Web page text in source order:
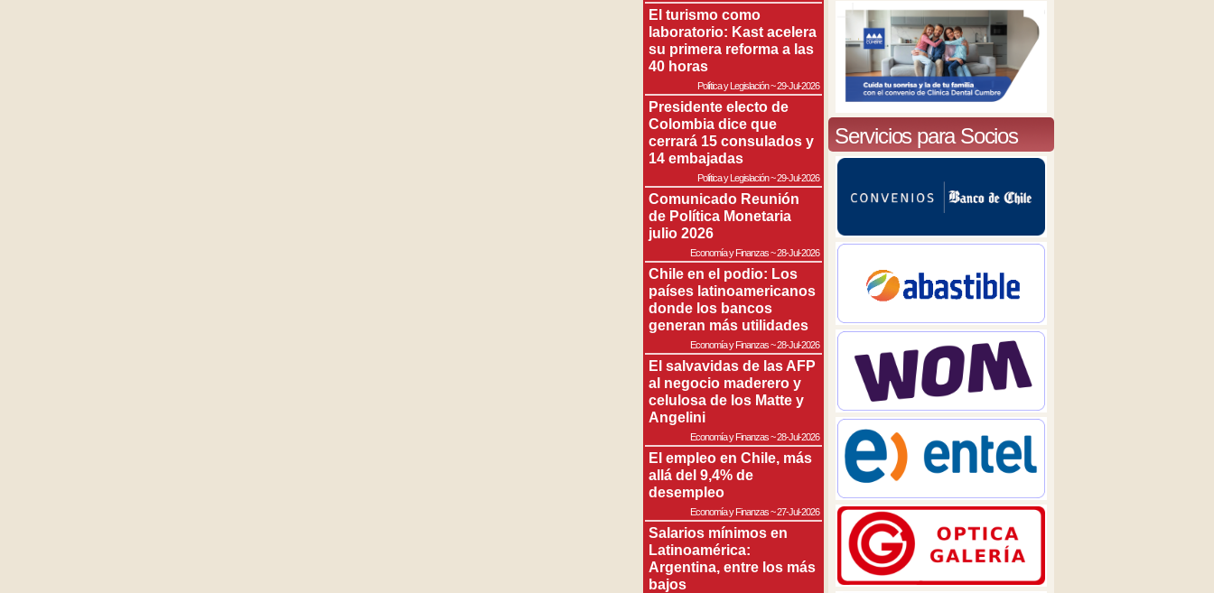
El turismo como
laboratorio: Kast acelera
su primera reforma a las
40 horas
Política y Legislación~29-Jul-2026
Presidente electo de
Colombia dice que
cerrará 15 consulados y
14 embajadas
Política y Legislación~29-Jul-2026
Comunicado Reunión
de Política Monetaria
julio 2026
Economía y Finanzas~28-Jul-2026
Chile en el podio: Los
países latinoamericanos
donde los bancos
generan más utilidades
Economía y Finanzas~28-Jul-2026
El salvavidas de las AFP
al negocio maderero y
celulosa de los Matte y
Angelini
Economía y Finanzas~28-Jul-2026
El empleo en Chile, más
allá del 9,4% de
desempleo
Economía y Finanzas~27-Jul-2026
Salarios mínimos en
Latinoamérica:
Argentina, entre los más
bajos
Servicios para Socios